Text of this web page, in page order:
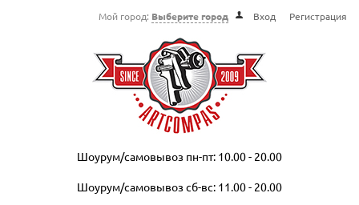
Мой город: Выберите город Вход Регистрация
Шоурум/самовывоз пн-пт: 10.00 - 20.00
Шоурум/самовывоз сб-вс: 11.00 - 20.00